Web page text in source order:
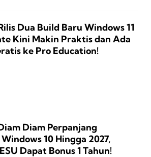
Dua Build Baru Windows 11
Kini Makin Praktis dan Ada
ke Pro Education!
Diam Perpanjang
10 Hingga 2027,
Dapat Bonus 1 Tahun!